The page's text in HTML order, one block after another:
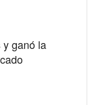
y ganó la